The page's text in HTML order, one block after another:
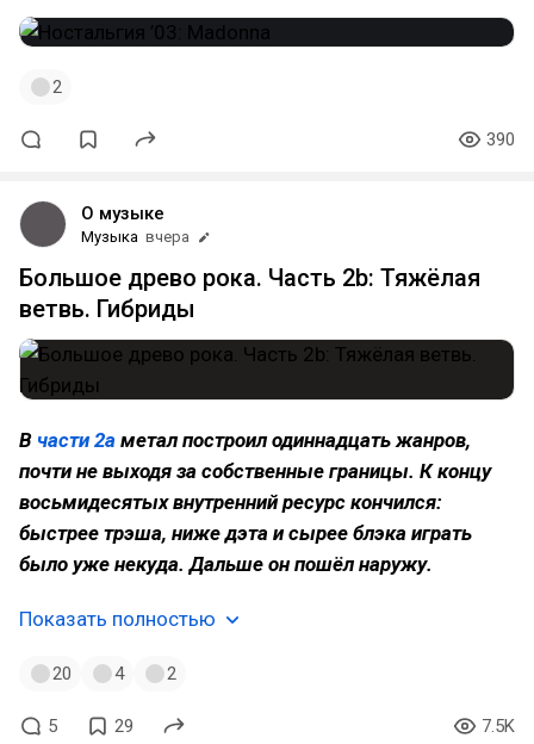
2
390
О музыке
Музыка вчера
Большое древо рока. Часть 2b: Тяжёлая
ветвь. Гибриды
В части 2а метал построил одиннадцать жанров,
почти не выходя за собственные границы. К концу
восьмидесятых внутренний ресурс кончился:
быстрее трэша, ниже дэта и сырее блэка играть
было уже некуда. Дальше он пошёл наружу.
Показать полностью
20 4 2
5 29 7.5K